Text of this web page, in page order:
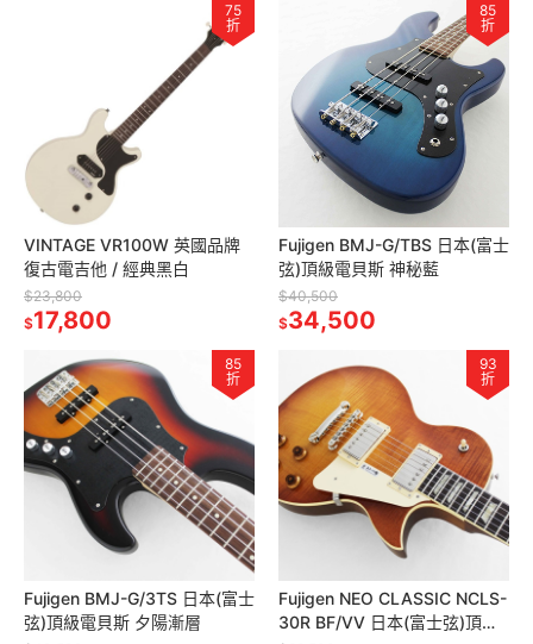
75
折
VINTAGE VR100W 英國品牌
復古電吉他 / 經典黑白
$23,800
$17,800
85
折
Fujigen BMJ-G/TBS 日本(富士
弦)頂級電貝斯 神秘藍
$40,500
$34,500
85
折
Fujigen BMJ-G/3TS 日本(富士
弦)頂級電貝斯 夕陽漸層
93
折
Fujigen NEO CLASSIC NCLS-
30R BF/VV 日本(富士弦)頂級